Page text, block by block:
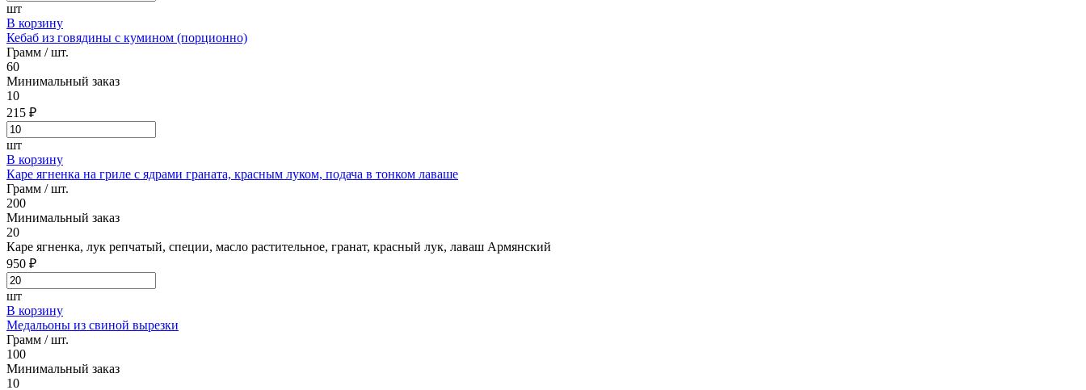
шт
В корзину
Кебаб из говядины с кумином (порционно)
Грамм / шт.
60
Минимальный заказ
10
215 ₽
шт
В корзину
Каре ягненка на гриле с ядрами граната, красным луком, подача в тонком лаваше
Грамм / шт.
200
Минимальный заказ
20
Каре ягненка, лук репчатый, специи, масло растительное, гранат, красный лук, лаваш Армянский
950 ₽
шт
В корзину
Медальоны из свиной вырезки
Грамм / шт.
100
Минимальный заказ
10